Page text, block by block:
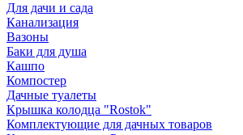
Для дачи и сада
Канализация
Вазоны
Баки для душа
Кашпо
Компостер
Дачные туалеты
Крышка колодца "Rostok"
Комплектующие для дачных товаров